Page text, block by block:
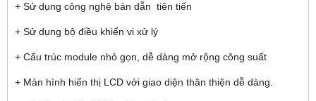
+ Sử dụng công nghệ bán dẫn tiên tiến
+ Sử dụng bộ điều khiển vi xử lý
+ Cấu trúc module nhỏ gọn, dễ dàng mở rộng công suất
+ Màn hình hiển thị LCD với giao diện thân thiện dễ dàng.